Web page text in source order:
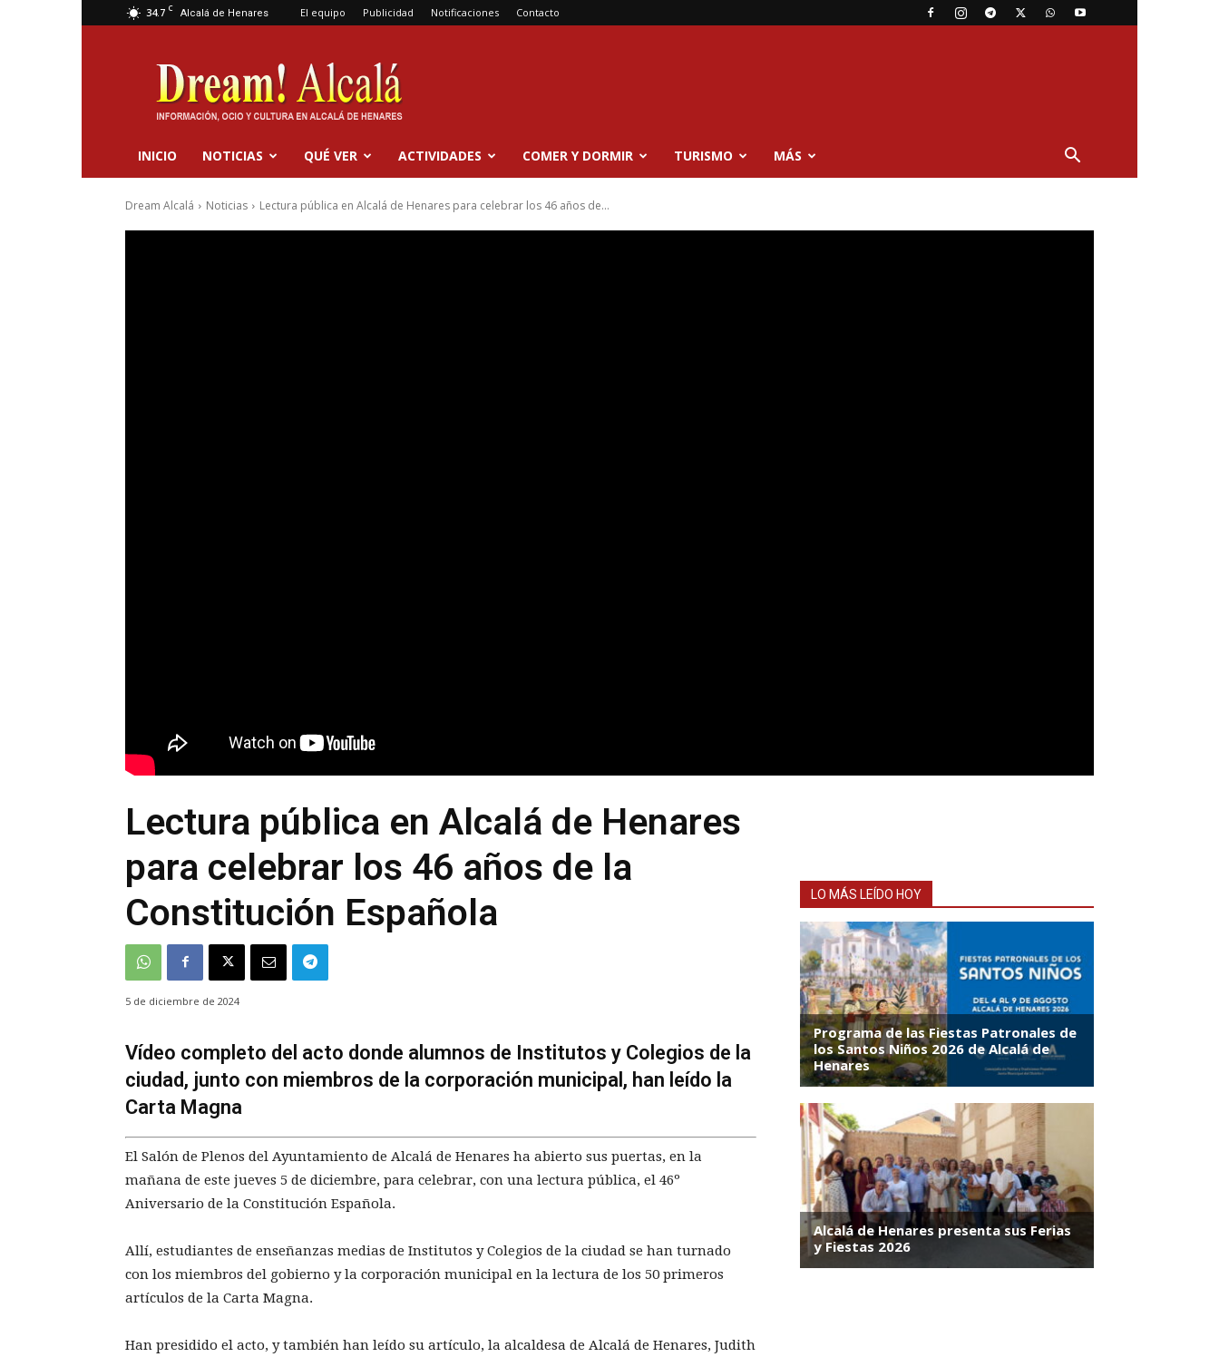
34.7 C Alcalá de Henares El equipo Publicidad Notificaciones Contacto
Dream
Alcalá
INICIO NOTICIAS QUÉ VER ACTIVIDADES COMER Y DORMIR TURISMO MÁS
Dream Alcalá Noticias Lectura pública en Alcalá de Henares para celebrar los 46 años de...
Lectura pública en Alcalá de Henares
para celebrar los 46 años de la
Constitución Española
5 de diciembre de 2024
Vídeo completo del acto donde alumnos de Institutos y Colegios de la
ciudad, junto con miembros de la corporación municipal, han leído la
Carta Magna
El Salón de Plenos del Ayuntamiento de Alcalá de Henares ha abierto sus puertas, en la
mañana de este jueves 5 de diciembre, para celebrar, con una lectura pública, el 46º
Aniversario de la Constitución Española.
Allí, estudiantes de enseñanzas medias de Institutos y Colegios de la ciudad se han turnado
con los miembros del gobierno y la corporación municipal en la lectura de los 50 primeros
artículos de la Carta Magna.
Han presidido el acto, y también han leído su artículo, la alcaldesa de Alcalá de Henares, Judith
LO MÁS LEÍDO HOY